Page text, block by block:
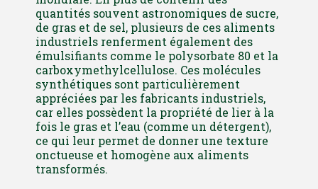
quantités souvent astronomiques de sucre,
de gras et de sel, plusieurs de ces aliments
industriels renferment également des
émulsifiants comme le polysorbate 80 et la
carboxymethylcellulose. Ces molécules
synthétiques sont particulièrement
appréciées par les fabricants industriels,
car elles possèdent la propriété de lier à la
fois le gras et l’eau (comme un détergent),
ce qui leur permet de donner une texture
onctueuse et homogène aux aliments
transformés.